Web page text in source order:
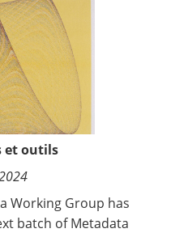
et outils
Working Group has
batch of Metadata